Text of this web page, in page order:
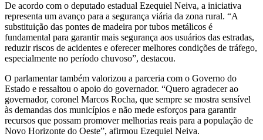
De acordo com o deputado estadual Ezequiel Neiva, a iniciativa
representa um avanço para a segurança viária da zona rural. “A
substituição das pontes de madeira por tubos metálicos é
fundamental para garantir mais segurança aos usuários das estradas,
reduzir riscos de acidentes e oferecer melhores condições de tráfego,
especialmente no período chuvoso”, destacou.
O parlamentar também valorizou a parceria com o Governo do
Estado e ressaltou o apoio do governador. “Quero agradecer ao
governador, coronel Marcos Rocha, que sempre se mostra sensível
às demandas dos municípios e não mede esforços para garantir
recursos que possam promover melhorias reais para a população de
Novo Horizonte do Oeste”, afirmou Ezequiel Neiva.